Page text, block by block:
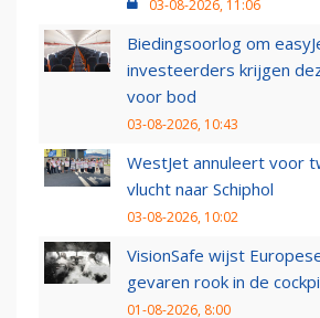
03-08-2026, 11:06
Biedingsoorlog om
investeerders krijgen
voor bod
03-08-2026, 10:43
WestJet annuleert voor
vlucht naar Schiphol
03-08-2026, 10:02
VisionSafe wijst
gevaren rook in de
01-08-2026, 8:00